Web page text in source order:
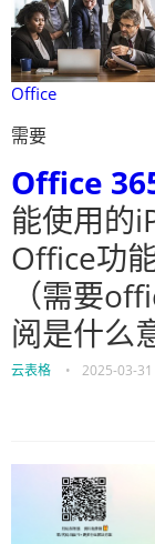
Office
需要
Office
能使用的
Office功
（需要
阅是什么
云表格 • 2025-03-31